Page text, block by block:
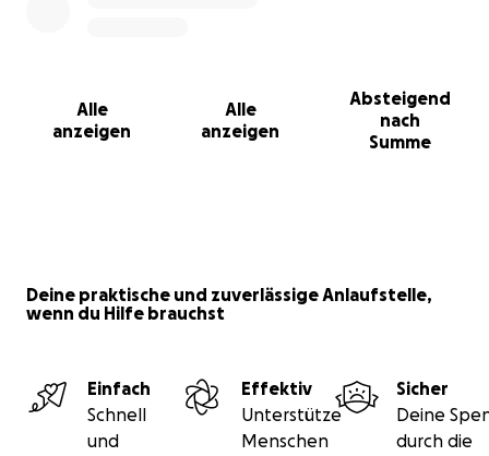
Alle
anzeigen
Alle
anzeigen
Absteigend
nach
Summe
Deine praktische und zuverlässige Anlaufstelle,
wenn du Hilfe brauchst
Einfach
Schnell
und
Effektiv
Unterstütze
Menschen
Sicher
Deine
durch die